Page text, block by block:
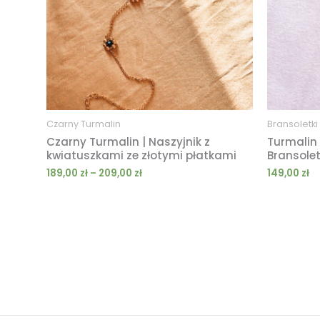
Czarny Turmalin
Czarny Turmalin | Naszyjnik z
kwiatuszkami ze złotymi płatkami
189,00 zł – 209,00 zł
Bransoletki
Turmalin
149,00 zł